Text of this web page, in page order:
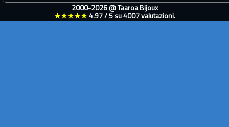
2000-2026 @ Taaroa Bijoux
★★★★★ 4.97/ 5su 4007valutazioni.